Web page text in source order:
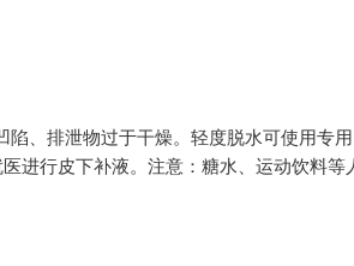
、排泄物过于干燥。轻度脱水可使用专
进行皮下补液。注意：糖水、运动饮料等